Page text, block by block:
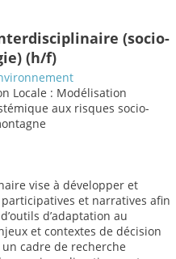
(socio-
(h/f)
Locale : Modélisation
aux risques socio-
vise à développer et
et narratives afin
d’adaptation au
et contextes de décision
un cadre de recherche